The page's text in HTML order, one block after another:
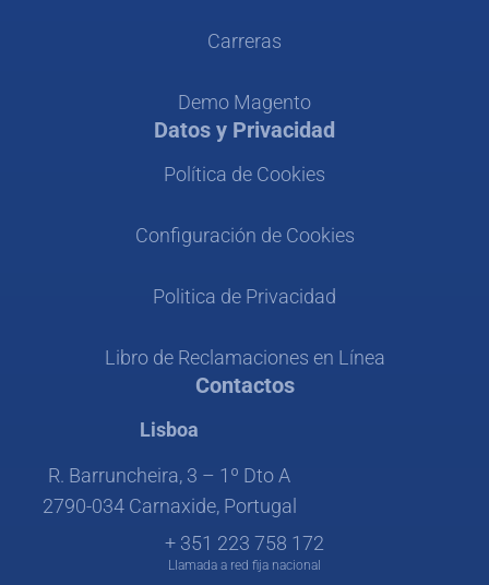
Carreras
Demo Magento
Datos y Privacidad
Política de Cookies
Configuración de Cookies
Politica de Privacidad
Libro de Reclamaciones en Línea
Contactos
Lisboa
R. Barruncheira, 3 – 1º Dto A
2790-034 Carnaxide, Portugal
+ 351 223 758 172
Llamada a red fija nacional